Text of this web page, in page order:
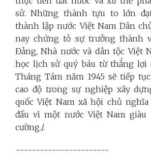
sử. Những thành tựu to lớn
thành lập nước Việt Nam Dân
nay chứng tỏ sự trưởng thành
Đảng, Nhà nước và dân tộc Việt
học lịch sử quý báu từ thắng lợi
Tháng Tám năm 1945 sẽ tiếp
cao độ trong sự nghiệp xây
quốc Việt Nam xã hội chủ nghĩa
đấu vì một nước Việt Nam giàu
cường./.
-----------------------